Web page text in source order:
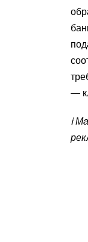
—
ℹ️